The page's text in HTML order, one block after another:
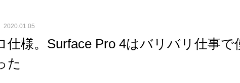
2020.01.05
仕様。Surface Pro 4はバリバリ仕事で
た